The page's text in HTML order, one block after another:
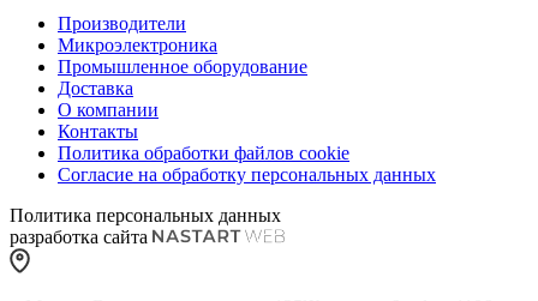
Производители
Микроэлектроника
Промышленное оборудование
Доставка
О компании
Контакты
Политика обработки файлов cookie
Согласие на обработку персональных данных
Политика персональных данных
разработка сайта